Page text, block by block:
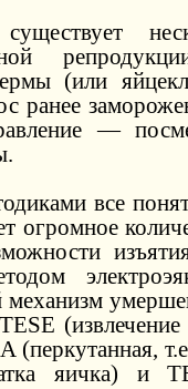
(или
ранее
—
все
огромное
механизм
(извлечение
(перкутанная,
яичка) и